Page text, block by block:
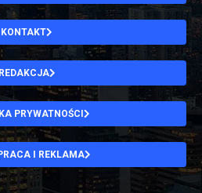
KONTAKT
REDAKCJA
PRYWATNOŚCI
I REKLAMA